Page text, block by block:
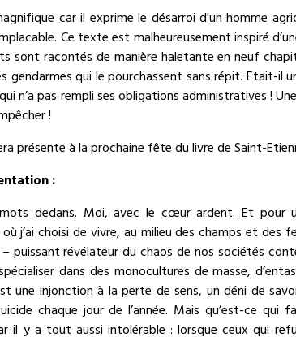
car il exprime le désarroi d'un homme
Ce texte est malheureusement inspiré
sont racontés de manière haletante en neuf
qui le pourchassent sans répit. Etait-il
n’a pas rempli ses obligations administratives !
!
présente à la prochaine fête du livre de Saint-
:
dedans. Moi, avec le cœur ardent. Et
j’ai choisi de vivre, au milieu des champs et des
puissant révélateur du chaos de nos sociétés
dans des monocultures de masse,
une injonction à la perte de sens, un déni de
chaque jour de l’année. Mais qu’est-ce qui
il y a tout aussi intolérable : lorsque ceux qui